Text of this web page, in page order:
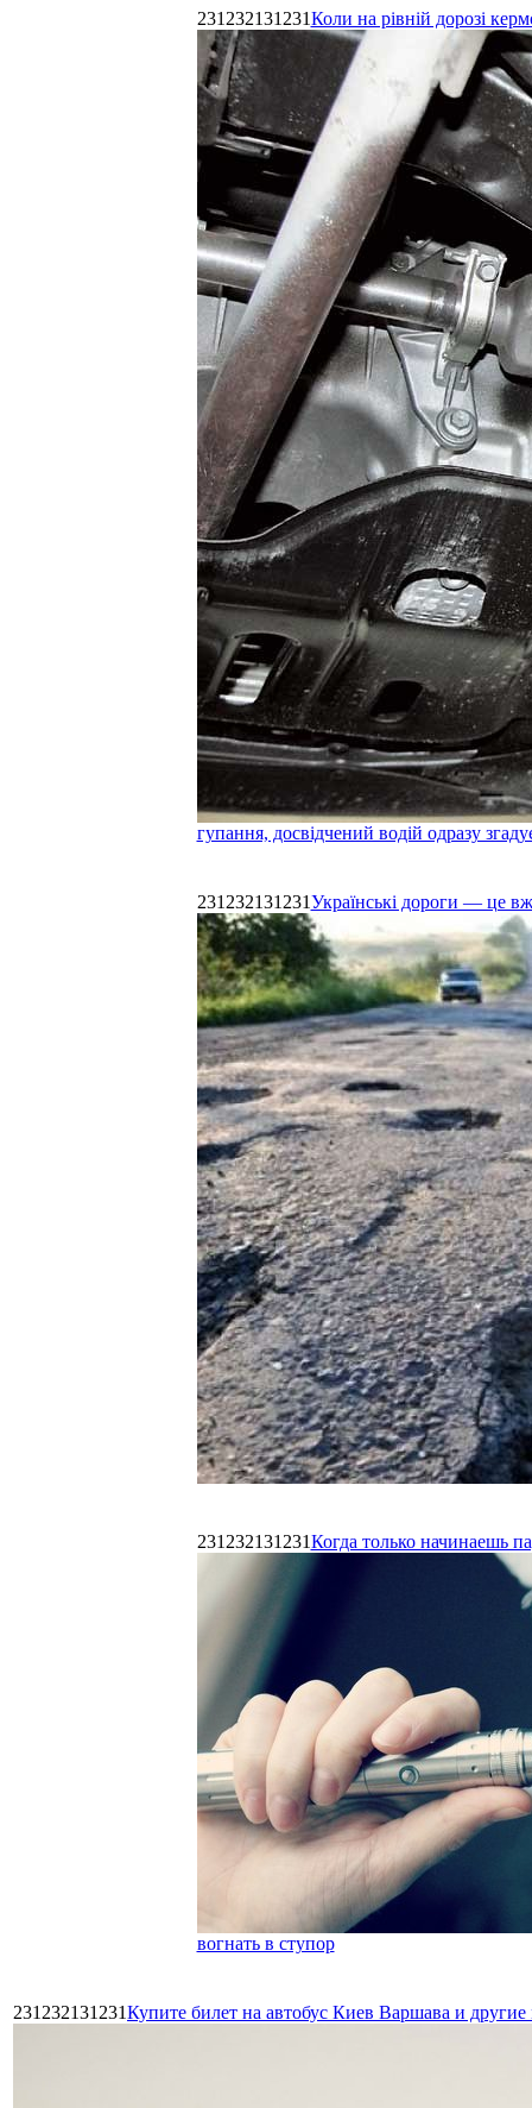
231232131231Коли на рівній дорозі
гупання, досвідчений водій одразу
231232131231Українські дороги — це
231232131231Когда только начинаешь
вогнать в ступор
231232131231Купите билет на автобус Киев Варшава и